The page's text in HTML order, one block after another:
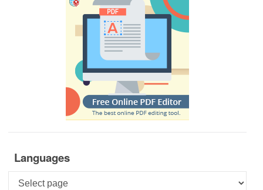
Languages
Languages